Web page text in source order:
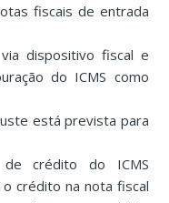
fiscais de entrada
dispositivo fiscal e
do ICMS como
está prevista para
de crédito do ICMS
crédito na nota fiscal